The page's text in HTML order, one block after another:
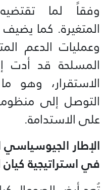
وفقاً لما
المتغيرة. كما
وعمليات الدعم
المسلحة قد أدت
الاستقرار،
التوصل إلى
على الاستدامة.
الإطار
في استراتيجية